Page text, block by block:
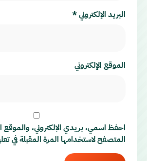
البريد الإلكتروني*
الموقع الإلكتروني
احفظ اسمي، بريدي الإلكتروني، والموقع
المتصفح لاستخدامها المرة المقبلة في